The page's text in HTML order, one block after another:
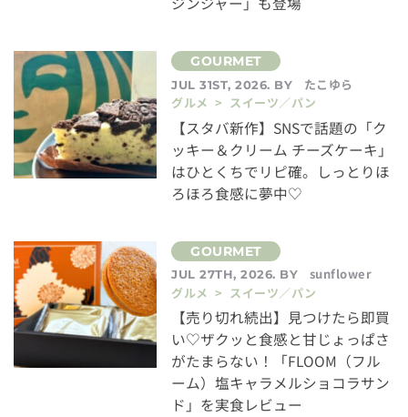
JUL 31ST, 2026. BY
たこゆら
グルメ > スイーツ／パン
【スタバ新作】SNSで話題の「ク
ッキー＆クリーム チーズケーキ」
はひとくちでリピ確。しっとりほ
ろほろ食感に夢中♡
JUL 27TH, 2026. BY
sunflower
グルメ > スイーツ／パン
【売り切れ続出】見つけたら即買
い♡ザクッと食感と甘じょっぱさ
がたまらない！「FLOOM（フル
ーム）塩キャラメルショコラサン
ド」を実食レビュー